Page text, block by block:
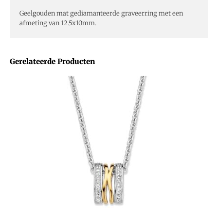
Gerelateerde Producten
Geelgouden mat gediamanteerde graveerring met een
afmeting van 12.5x10mm.